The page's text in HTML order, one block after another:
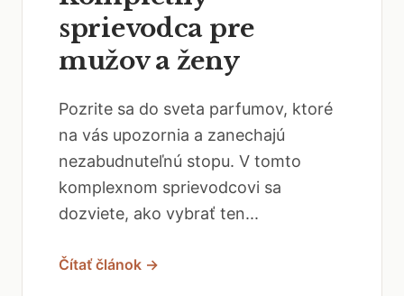
sprievodca pre
mužov a ženy
Pozrite sa do sveta parfumov, ktoré
na vás upozornia a zanechajú
nezabudnuteľnú stopu. V tomto
komplexnom sprievodcovi sa
dozviete, ako vybrať ten...
Čítať článok →